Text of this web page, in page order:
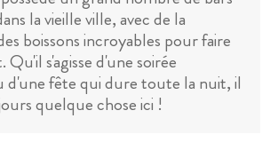
la vieille ville, avec de la
boissons incroyables pour faire
s'agisse d'une soirée
fête qui dure toute la nuit, il
quelque chose ici !